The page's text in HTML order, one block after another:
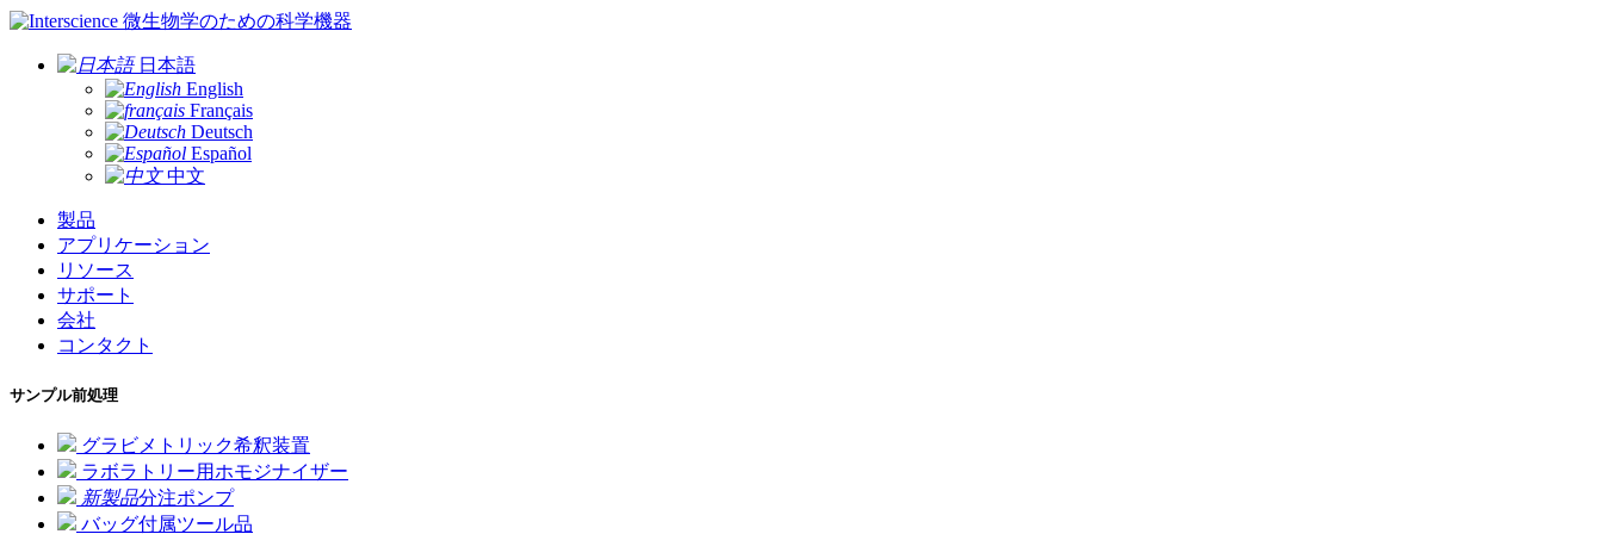
微生物学のための科学機器
日本語
English
Français
Deutsch
Español
中文
製品
アプリケーション
リソース
サポート
会社
コンタクト
サンプル前処理
グラビメトリック希釈装置
ラボラトリー用ホモジナイザー
新製品分注ポンプ
バッグ付属ツール品